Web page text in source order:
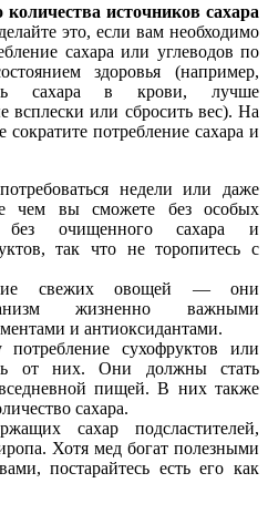
источников сахара
это, если вам необходимо
сахара или углеводов по
здоровья (например,
сахара в крови, лучше
всплески или сбросить вес). На
потребление сахара и
недели или даже
чем вы сможете без особых
без очищенного сахара и
так что не торопитесь с
свежих овощей — они
жизненно важными
и антиоксидантами.
сухофруктов или
от них. Они должны стать
пищей. В них также
сахара.
сахар подсластителей,
Хотя мед богат полезными
постарайтесь есть его как